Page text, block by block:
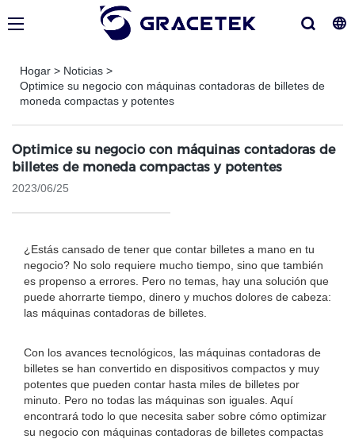
Hogar > Noticias >
Optimice su negocio con máquinas contadoras de billetes de
moneda compactas y potentes
Optimice su negocio con máquinas contadoras de
billetes de moneda compactas y potentes
2023/06/25
¿Estás cansado de tener que contar billetes a mano en tu
negocio? No solo requiere mucho tiempo, sino que también
es propenso a errores. Pero no temas, hay una solución que
puede ahorrarte tiempo, dinero y muchos dolores de cabeza:
las máquinas contadoras de billetes.
Con los avances tecnológicos, las máquinas contadoras de
billetes se han convertido en dispositivos compactos y muy
potentes que pueden contar hasta miles de billetes por
minuto. Pero no todas las máquinas son iguales. Aquí
encontrará todo lo que necesita saber sobre cómo optimizar
su negocio con máquinas contadoras de billetes compactas